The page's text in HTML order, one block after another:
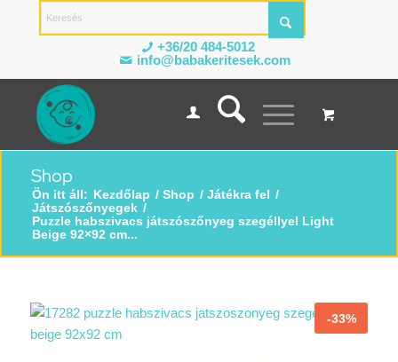
+36/20 484-5012
info@babakeritesek.com
Shop
Ön itt áll: Kezdőlap / Shop / Játékra fel /
Játszószőnyegek /
Puzzle habszivacs játszószőnyeg szegéllyel Light
Beige 92×92 cm...
-33%